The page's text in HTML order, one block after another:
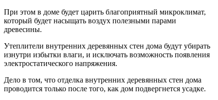
При этом в доме будет царить благоприятный микроклимат,
который будет насыщать воздух полезными парами
древесины.
Утеплители внутренних деревянных стен дома будут убирать
изнутри избытки влаги, и исключать возможность появления
электростатического напряжения.
Дело в том, что отделка внутренних деревянных стен дома
проводится только после того, как дом подвергнется усадке.